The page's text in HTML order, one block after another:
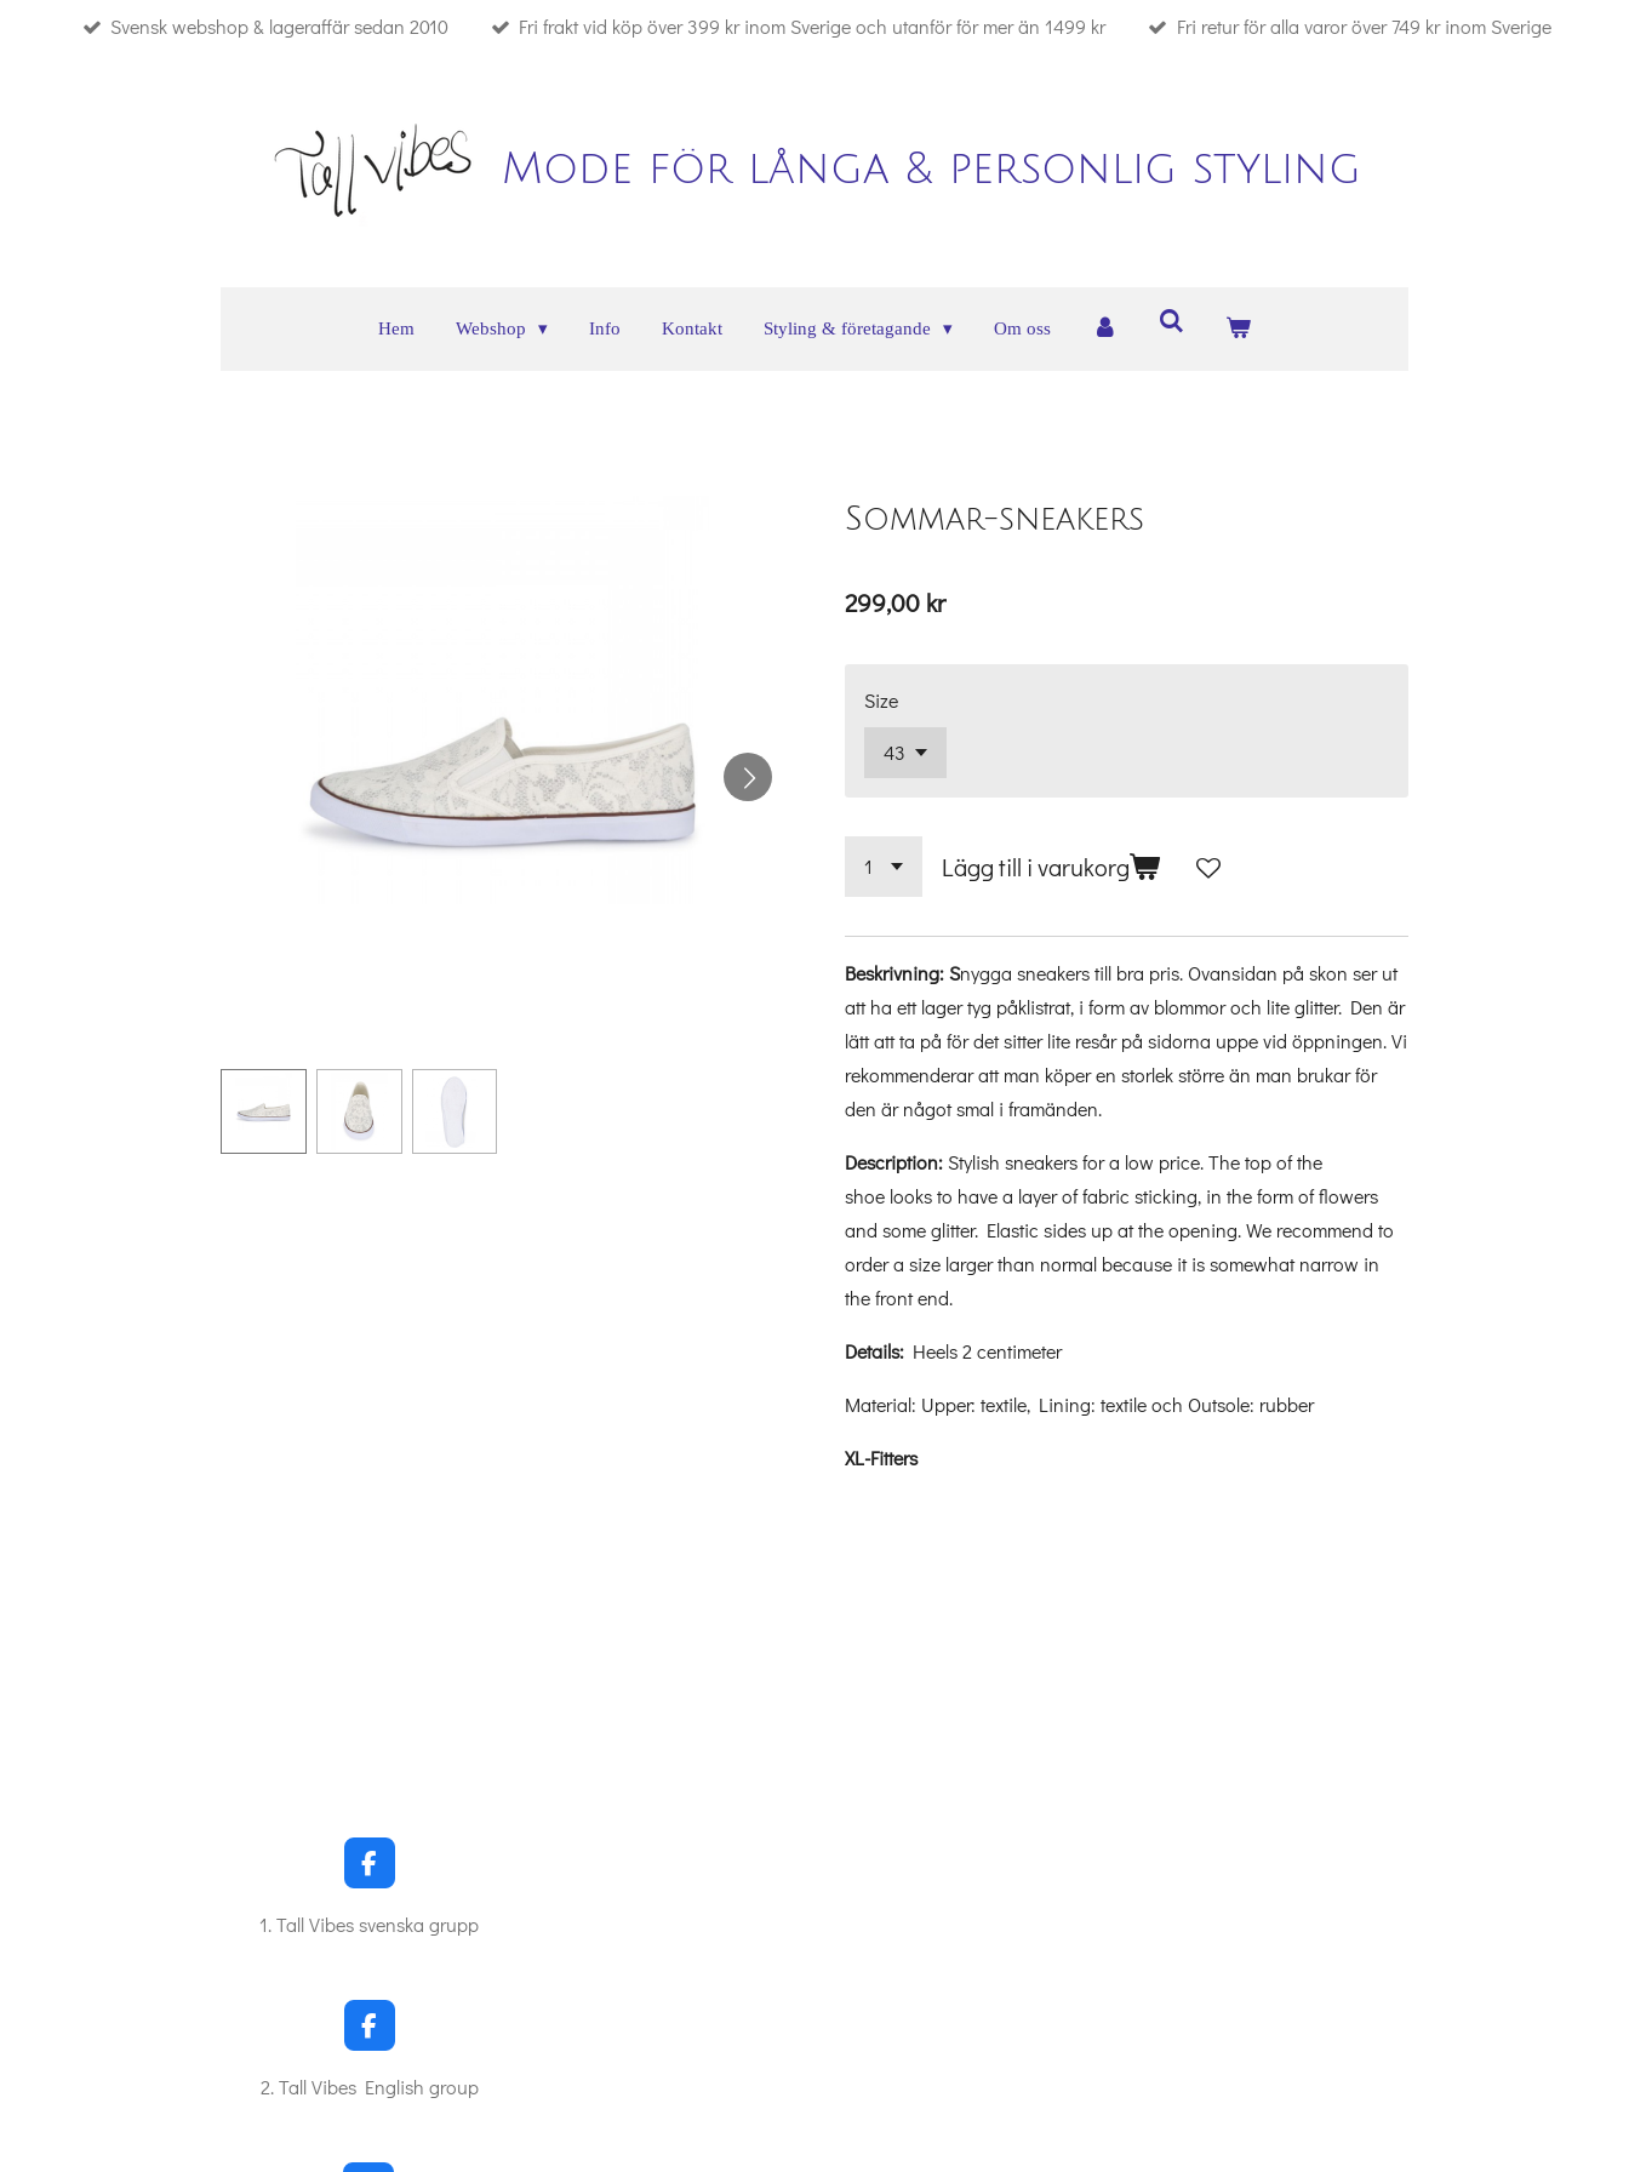
Svensk webshop & lageraffär sedan 2010 Fri frakt vid köp över 399 kr inom Sverige och utanför för mer än 1499 kr Fri retur för alla varor över 749 kr inom Sverige
Mode för långa & personlig styling
Hem Webshop Info Kontakt Styling & företagande Om oss
Sommar-sneakers
299,00 kr
Size
Lägg till i varukorg
Beskrivning: Snygga sneakers till bra pris. Ovansidan på skon ser ut
att ha ett lager tyg påklistrat, i form av blommor och lite glitter. Den är
lätt att ta på för det sitter lite resår på sidorna uppe vid öppningen. Vi
rekommenderar att man köper en storlek större än man brukar för
den är något smal i framänden.
Description: Stylish sneakersfor a low price.The top ofthe
shoe looks to havea layer offabric sticking, in the form offlowers
and some glitter. Elastic sides up at theopening.We recommend to
ordera size larger than normal because it issomewhat narrow in
the front end.
Details: Heels 2 centimeter
Material: Upper: textile, Lining: textile och Outsole: rubber
XL-Fitters
F
a
c
o
k
1. Tall Vibes svenska grupp
F
a
c
2. Tall Vibes English group